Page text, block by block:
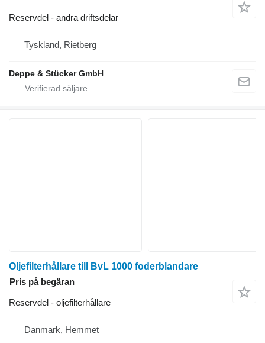
Reservdel - andra driftsdelar
Tyskland, Rietberg
Deppe & Stücker GmbH
Oljefilterhållare till BvL 1000 foderblandare
Pris på begäran
Reservdel - oljefilterhållare
Danmark, Hemmet